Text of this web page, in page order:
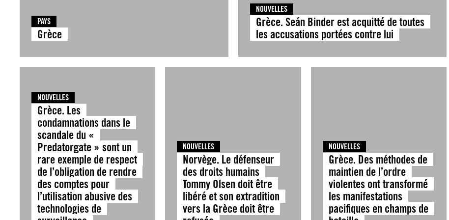
PAYS
Grèce
NOUVELLES
Grèce. Seán Binder est acquitté de toutes
les accusations portées contre lui
NOUVELLES
Grèce. Les
condamnations dans le
scandale du «
Predatorgate » sont un
rare exemple de respect
de l’obligation de rendre
des comptes pour
l’utilisation abusive des
technologies de
NOUVELLES
Norvège. Le défenseur
des droits humains
Tommy Olsen doit être
libéré et son extradition
vers la Grèce doit être
NOUVELLES
Grèce. Des méthodes de
maintien de l’ordre
violentes ont transformé
les manifestations
pacifiques en champs de